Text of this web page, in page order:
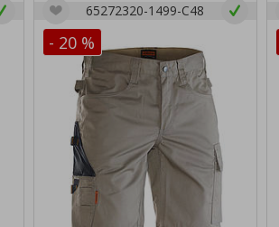
65272320-1499-C48
- 20 %